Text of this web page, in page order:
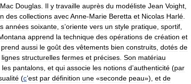
Mac Douglas Il y travaille auprès du modéliste Jean Voight
des collections avecAnne-Marie Beretta et Nicolas Harlé
années soixante s’oriente vers un style pratique sportif
apprend la technique des opérations de création et
prend aussi le goût des vêtements bien construits dotés de
lignes structurelles fermes et précises Son matériau
les pantalons et qui associe les notions d’authenticité (par
(c’est par définition une «seconde peau»), et de